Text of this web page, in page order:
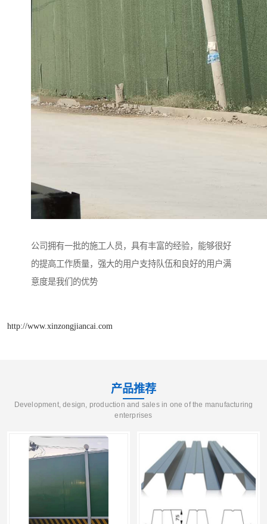
公司拥有一批的施工人员，具有丰富的经验，能够很好
的提高工作质量，强大的用户支持队伍和良好的用户满
意度是我们的优势
http://www.xinzongjiancai.com
产品推荐
Development, design, production and sales in one of the manufacturing
enterprises